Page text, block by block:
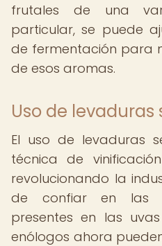
frutales de una
particular, se puede
de fermentación para
de esos aromas.
Uso de
El uso de levaduras
técnica de
revolucionando la
de confiar en las
presentes en las
enólogos ahora